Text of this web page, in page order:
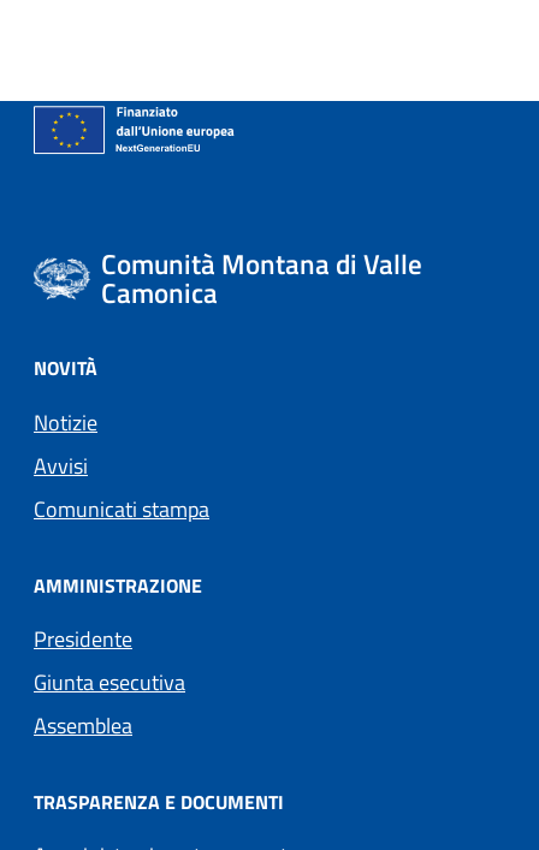
Comunità Montana di Valle
Camonica
NOVITÀ
Notizie
Avvisi
Comunicati stampa
AMMINISTRAZIONE
Presidente
Giunta esecutiva
Assemblea
TRASPARENZA E DOCUMENTI